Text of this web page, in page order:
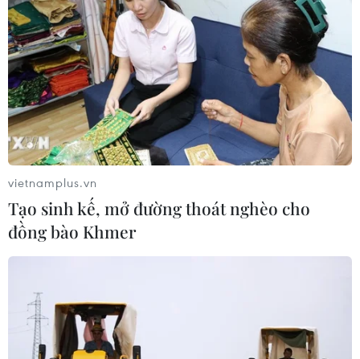
sự hy sinh, cống hiến thầm lặng, không mệt mỏi của các
thầy, cô giáo trên mọi miền đất nước.
Câu chuyện về cô giáo gần 20 năm bám
làng dạy học ở Kon Tum
vietnamplus.vn
Tạo sinh kế, mở đường thoát nghèo cho
đồng bào Khmer